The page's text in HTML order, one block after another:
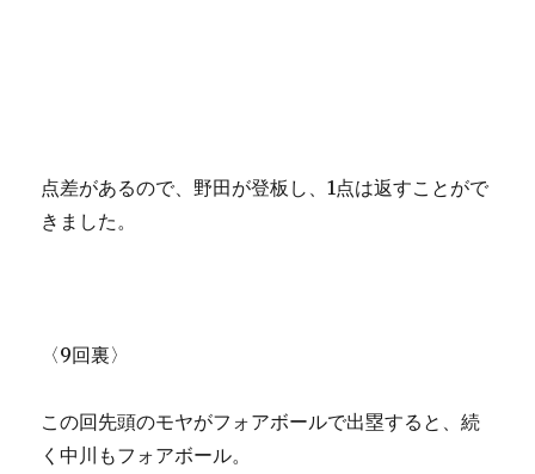
点差があるので、野田が登板し、1点は返すことがで
きました。
〈9回裏〉
この回先頭のモヤがフォアボールで出塁すると、続
く中川もフォアボール。